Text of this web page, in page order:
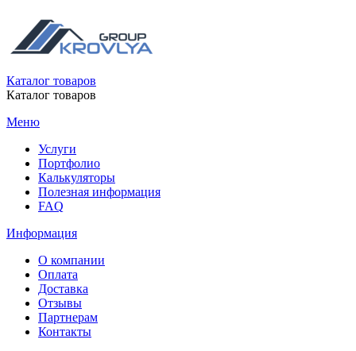
Каталог товаров
Каталог товаров
Меню
Услуги
Портфолио
Калькуляторы
Полезная информация
FAQ
Информация
О компании
Оплата
Доставка
Отзывы
Партнерам
Контакты